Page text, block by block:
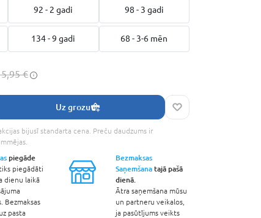
92 - 2 gadi 98 - 3 gadi
134 - 9 gadi 68 - 3-6 mēn
€
Uz grozu
bijusī standarta cena. Preču daudzums ir
piegāde
piegādāti
dienu laikā
Bezmaksas
pasta
Bezmaksas
Saņemšanatajā pašā
dienā.
Ātra saņemšana mūsu
un partneru veikalos,
ja pasūtījums veikts